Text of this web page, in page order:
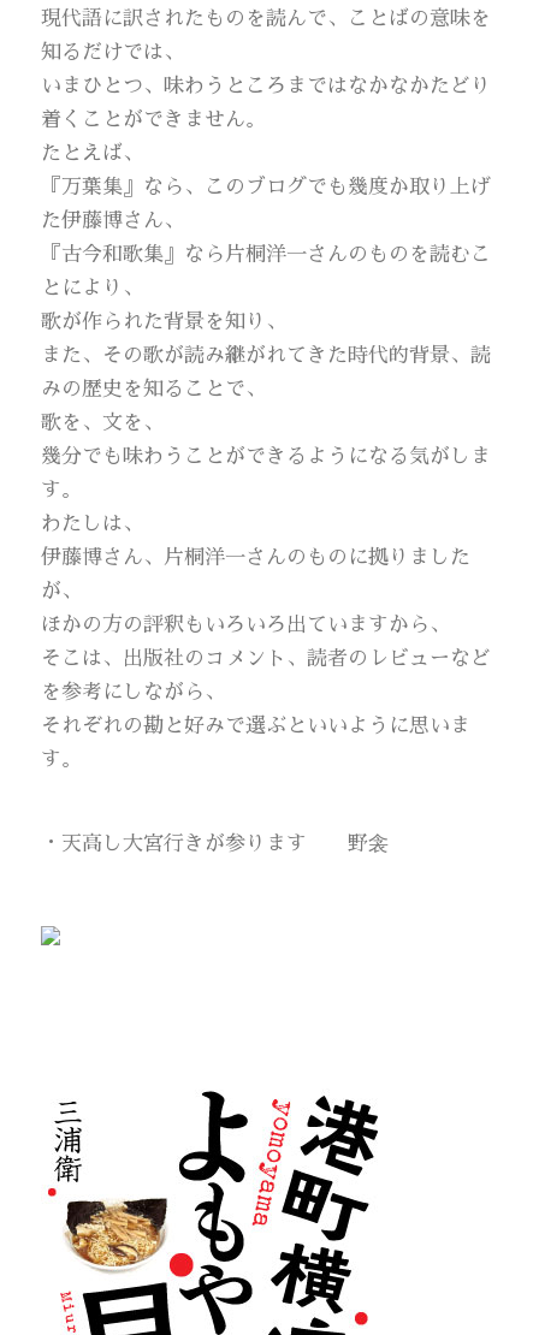
現代語に訳されたものを読んで、ことばの意味を
知るだけでは、
いまひとつ、味わうところまではなかなかたどり
着くことができません。
たとえば、
『万葉集』なら、このブログでも幾度か取り上げ
た伊藤博さん、
『古今和歌集』なら片桐洋一さんのものを読むこ
とにより、
歌が作られた背景を知り、
また、その歌が読み継がれてきた時代的背景、読
みの歴史を知ることで、
歌を、文を、
幾分でも味わうことができるようになる気がしま
す。
わたしは、
伊藤博さん、片桐洋一さんのものに拠りました
が、
ほかの方の評釈もいろいろ出ていますから、
そこは、出版社のコメント、読者のレビューなど
を参考にしながら、
それぞれの勘と好みで選ぶといいように思いま
す。
・天高し大宮行きが参ります 野衾